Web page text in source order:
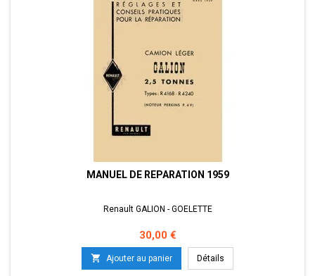
MANUEL DE REPARATION 1959
Renault GALION - GOELETTE
Prix
30,00 €
 Ajouter au panier Détails